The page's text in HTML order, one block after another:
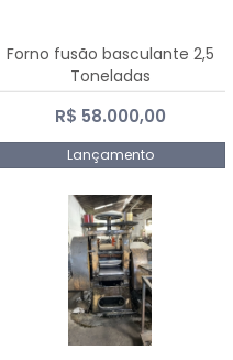
Forno fusão basculante 2,5
Toneladas
R$ 58.000,00
Lançamento